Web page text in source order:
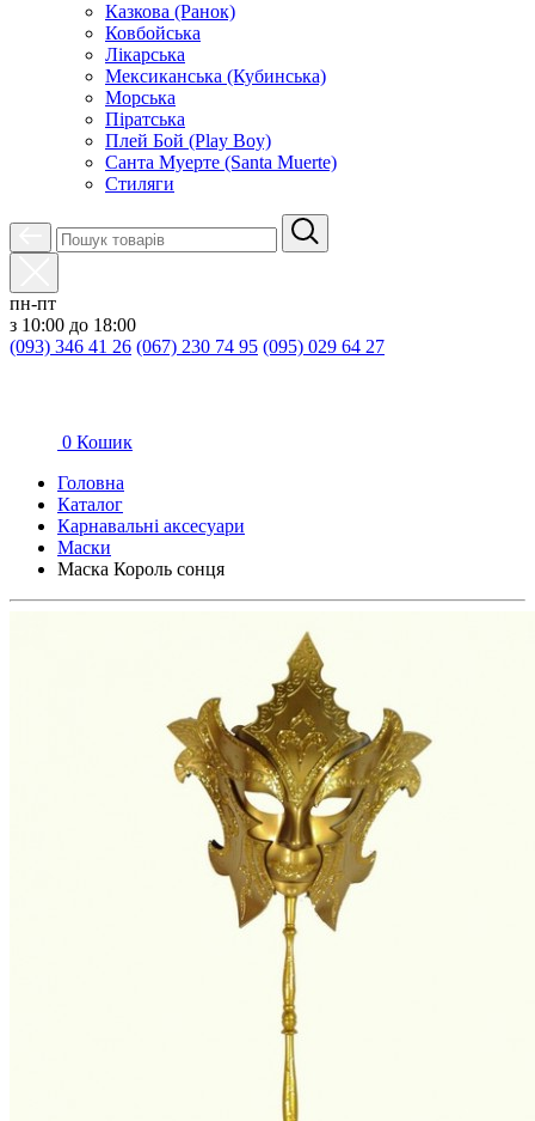
Казкова (Ранок)
Ковбойська
Лікарська
Мексиканська (Кубинська)
Морська
Піратська
Плей Бой (Play Boy)
Санта Муерте (Santa Muerte)
Стиляги
пн-пт
з 10:00 до 18:00
(093) 346 41 26 (067) 230 74 95 (095) 029 64 27
0 Кошик
Головна
Каталог
Карнавальні аксесуари
Маски
Маска Король сонця